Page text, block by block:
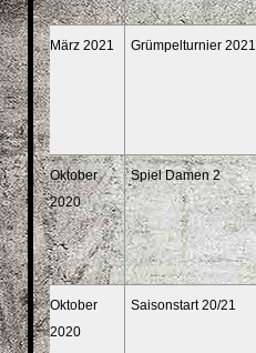
März 2021 Grümpelturnier 2021
Oktober
2020
Spiel Damen 2
Oktober
2020
Saisonstart 20/21